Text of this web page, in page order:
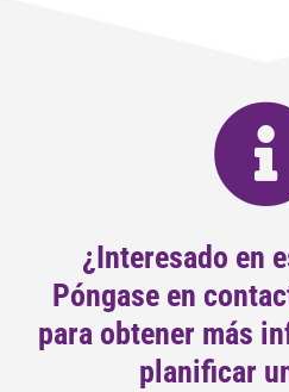
¿Interesado en
Póngase en
para obtener más
planificar